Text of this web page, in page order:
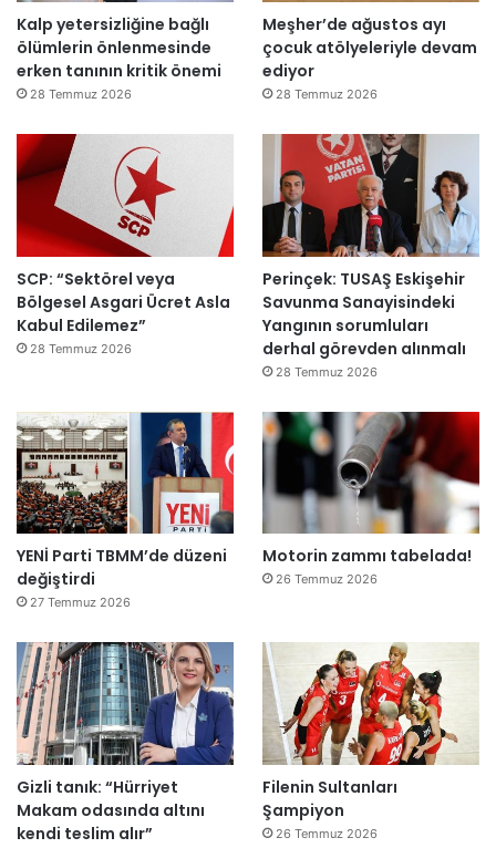
Kalp yetersizliğine bağlı
ölümlerin önlenmesinde
erken tanının kritik önemi
28 Temmuz 2026
Meşher’de ağustos ayı
çocuk atölyeleriyle devam
ediyor
28 Temmuz 2026
SCP: “Sektörel veya
Bölgesel Asgari Ücret Asla
Kabul Edilemez”
28 Temmuz 2026
Perinçek: TUSAŞ Eskişehir
Savunma Sanayisindeki
Yangının sorumluları
derhal görevden alınmalı
28 Temmuz 2026
YENİ Parti TBMM’de düzeni
değiştirdi
27 Temmuz 2026
Motorin zammı tabelada!
26 Temmuz 2026
Gizli tanık: “Hürriyet
Makam odasında altını
kendi teslim alır”
Filenin Sultanları
Şampiyon
26 Temmuz 2026